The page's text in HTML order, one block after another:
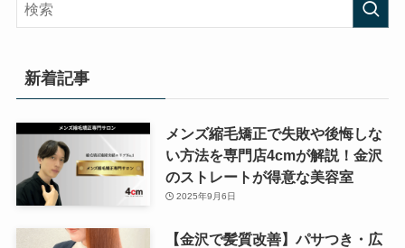
新着記事
メンズ縮毛矯正で失敗や後悔しな
い方法を専門店4cmが解説！金沢
のストレートが得意な美容室
2025年9月6日
【金沢で髪質改善】パサつき・広